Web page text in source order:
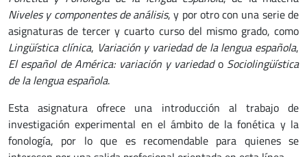
Niveles y componentes de análisis, y por otro con una serie de
asignaturas de tercer y cuarto curso del mismo grado, como
Lingüística clínica, Variación y variedad de la lengua española,
El español de América: variación y variedado Sociolingüística
de la lengua española.
Esta asignatura ofrece una introducción al trabajo de
investigación experimental en el ámbito de la fonética y la
fonología, por lo que es recomendable para quienes se